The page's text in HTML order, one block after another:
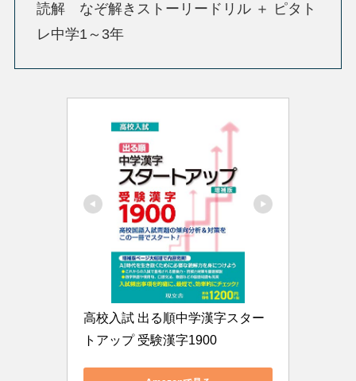
読解 なぞ解きストーリードリル ＋ ピタト
レ中学1～3年
高校入試 出る順中学漢字スター
トアップ 受験漢字1900